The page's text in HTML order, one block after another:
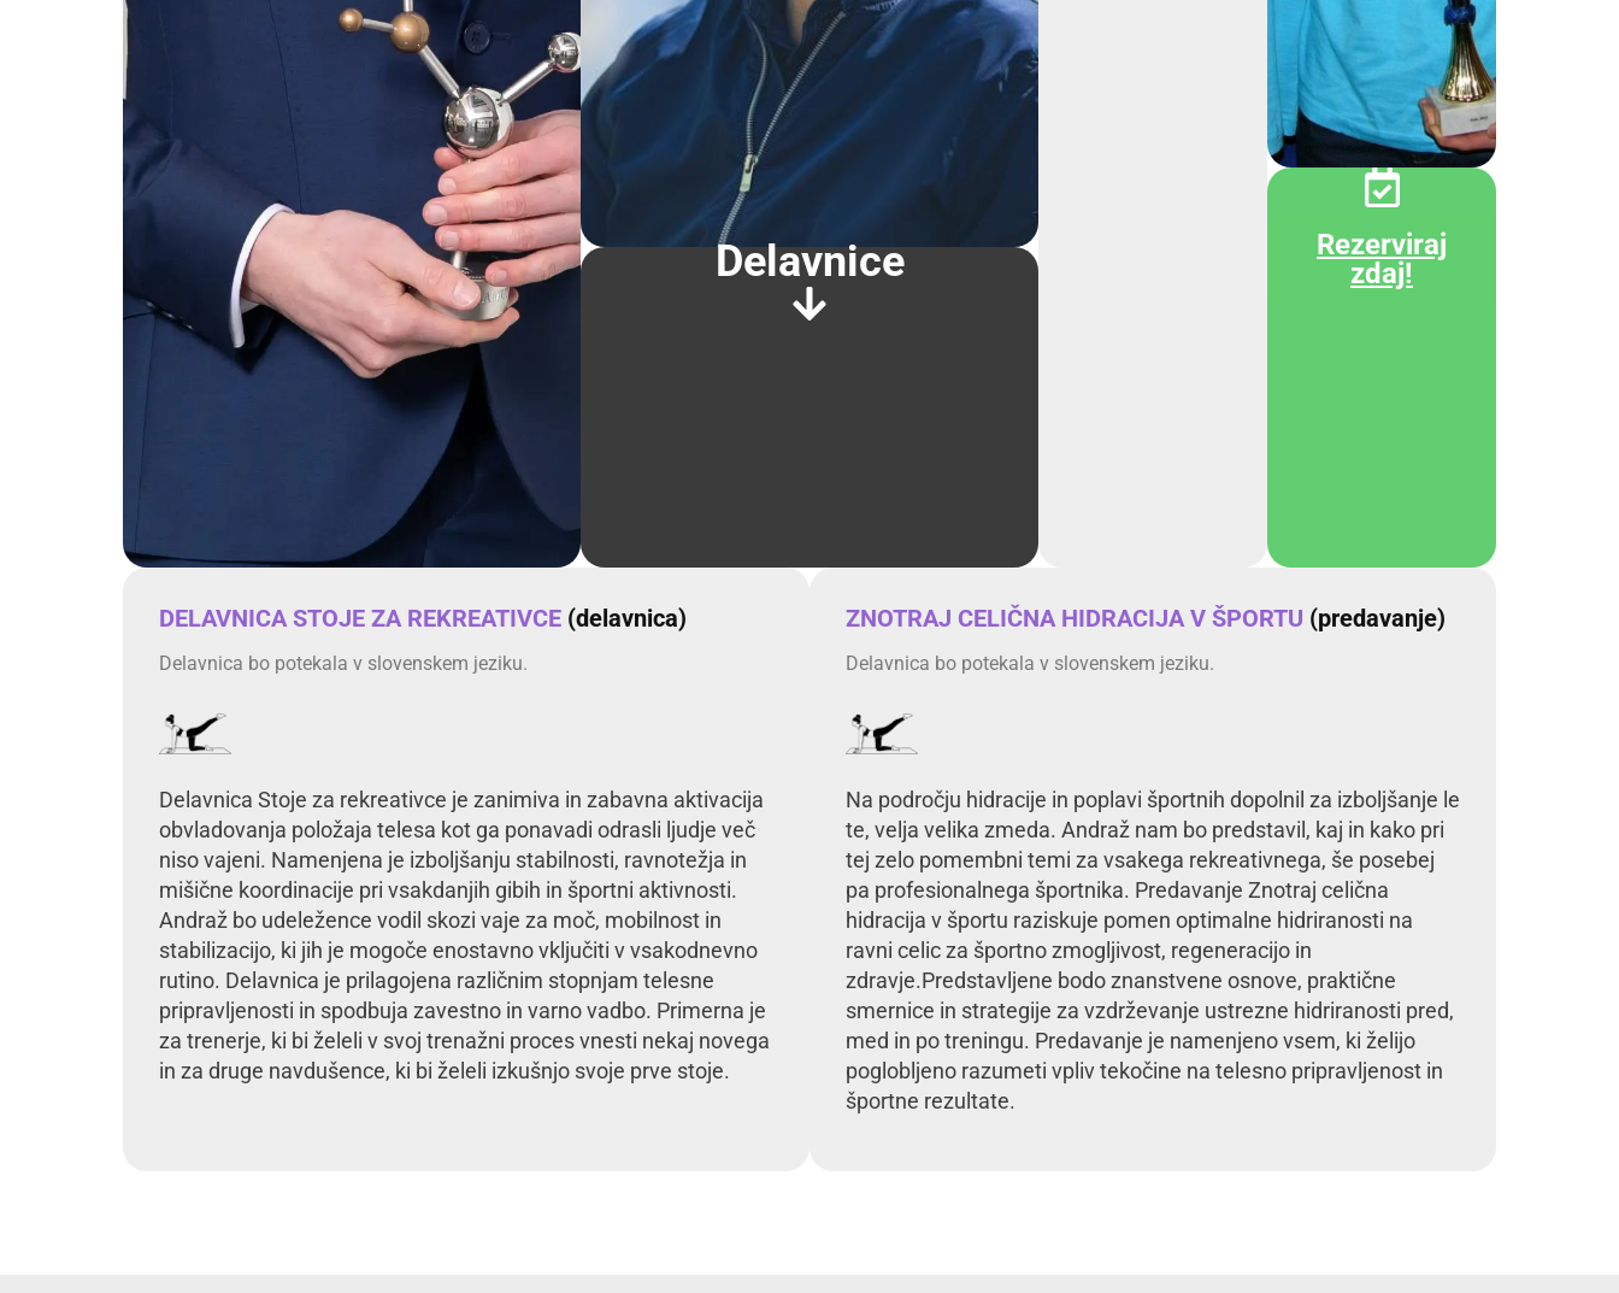
Rezerviraj
zdaj!
Delavnice
DELAVNICA STOJE ZA REKREATIVCE (delavnica)
Delavnica bo potekala v slovenskem jeziku.
Delavnica Stoje za rekreativce je zanimiva in zabavna aktivacija
obvladovanja položaja telesa kot ga ponavadi odrasli ljudje več
niso vajeni. Namenjena je izboljšanju stabilnosti, ravnotežja in
mišične koordinacije pri vsakdanjih gibih in športni aktivnosti.
Andraž bo udeležence vodil skozi vaje za moč, mobilnost in
stabilizacijo, ki jih je mogoče enostavno vključiti v vsakodnevno
rutino. Delavnica je prilagojena različnim stopnjam telesne
pripravljenosti in spodbuja zavestno in varno vadbo. Primerna je
za trenerje, ki bi želeli v svoj trenažni proces vnesti nekaj novega
in za druge navdušence, ki bi želeli izkušnjo svoje prve stoje.
ZNOTRAJ CELIČNA HIDRACIJA V ŠPORTU (predavanje)
Delavnica bo potekala v slovenskem jeziku.
Na področju hidracije in poplavi športnih dopolnil za izboljšanje le
te, velja velika zmeda. Andraž nam bo predstavil, kaj in kako pri
tej zelo pomembni temi za vsakega rekreativnega, še posebej
pa profesionalnega športnika. Predavanje Znotraj celična
hidracija v športu raziskuje pomen optimalne hidriranosti na
ravni celic za športno zmogljivost, regeneracijo in
zdravje.Predstavljene bodo znanstvene osnove, praktične
smernice in strategije za vzdrževanje ustrezne hidriranosti pred,
med in po treningu. Predavanje je namenjeno vsem, ki želijo
poglobljeno razumeti vpliv tekočine na telesno pripravljenost in
športne rezultate.